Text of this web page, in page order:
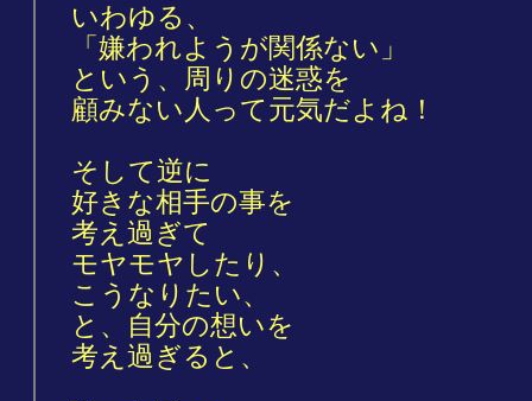
いわゆる、
「嫌われようが関係ない」
という、周りの迷惑を
顧みない人って元気だよね！
そして逆に
好きな相手の事を
考え過ぎて
モヤモヤしたり、
こうなりたい、
と、自分の想いを
考え過ぎると、